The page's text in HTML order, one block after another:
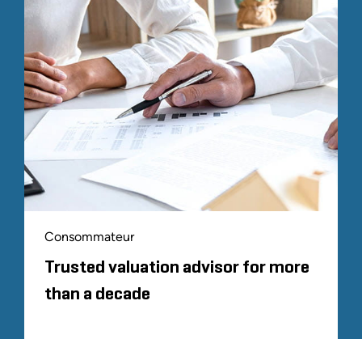
Consommateur
Trusted valuation advisor for more
than a decade